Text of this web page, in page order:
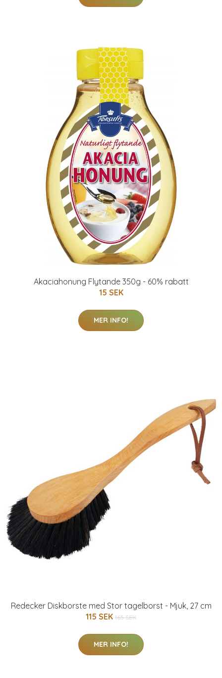
Akaciahonung Flytande 350g - 60% rabatt
15 SEK
MER INFO!
Redecker Diskborste med Stor tagelborst - Mjuk, 27 cm
115 SEK 165 SEK
MER INFO!